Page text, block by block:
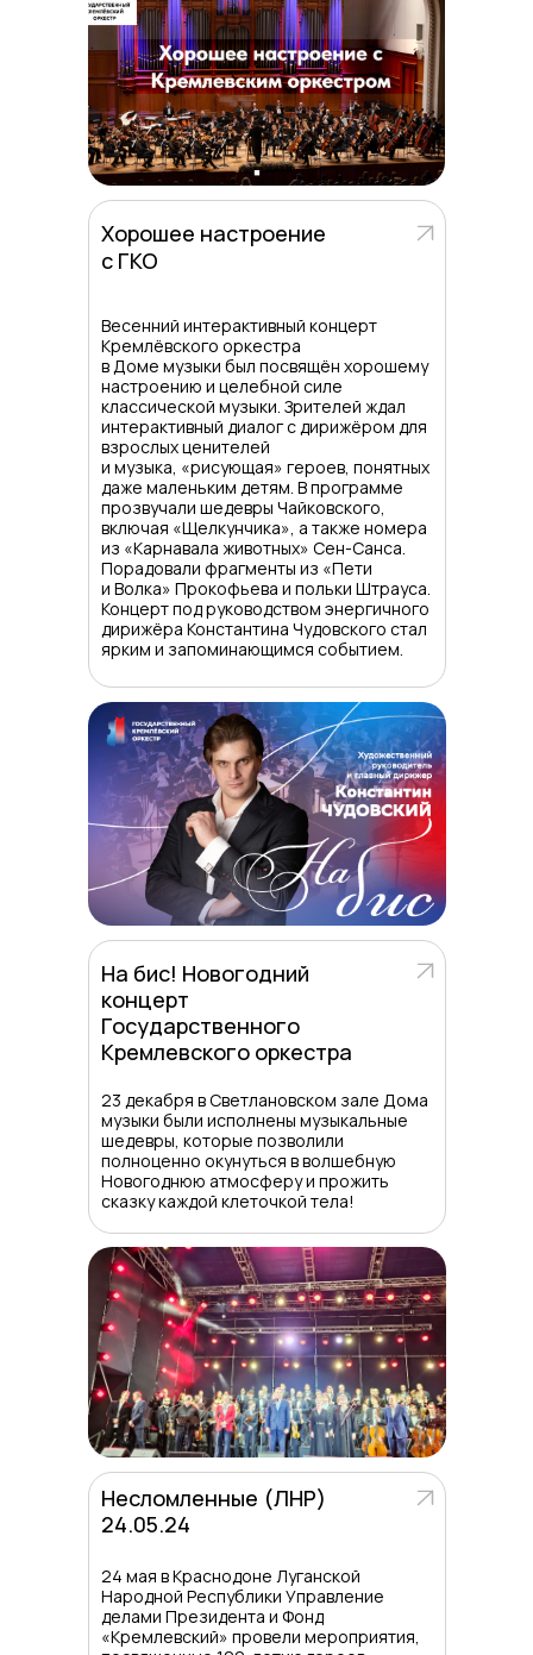
24 мая в Краснодоне Луганской
Народной Республики Управление
делами Президента и Фонд
«Кремлевский» провели мероприятия,
Несломленные (ЛНР)
24.05.24
23 декабря в Светлановском зале Дома
музыки были исполнены музыкальные
шедевры, которые позволили
полноценно окунуться в волшебную
Новогоднюю атмосферу и прожить
сказку каждой клеточкой тела!
На бис! Новогодний
концерт
Государственного
Кремлевского оркестра
Весенний интерактивный концерт
Кремлёвского оркестра
в Доме музыки был посвящён хорошему
настроению и целебной силе
классической музыки. Зрителей ждал
интерактивный диалог с дирижёром для
взрослых ценителей
и музыка, «рисующая» героев, понятных
даже маленьким детям. В программе
прозвучали шедевры Чайковского,
включая «Щелкунчика», а также номера
из «Карнавала животных» Сен-Санса.
Порадовали фрагменты из «Пети
и Волка» Прокофьева и польки Штрауса.
Концерт под руководством энергичного
дирижёра Константина Чудовского стал
ярким и запоминающимся событием.
Хорошее настроение
с ГКО